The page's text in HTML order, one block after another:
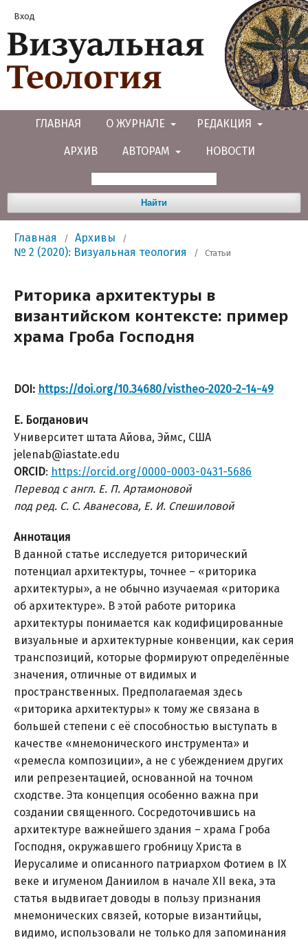
ГЛАВНАЯ О ЖУРНАЛЕ РЕДАКЦИЯ
АРХИВ АВТОРАМ НОВОСТИ
Найти
Вход
Главная / Архивы /
№ 2 (2020): Визуальная теология / Статьи
Риторика архитектуры в
византийском контексте: пример
храма Гроба Господня
DOI: https://doi.org/10.34680/vistheo-2020-2-14-49
Е. Богданович
Университет штата Айова, Эймс, США
jelenab@iastate.edu
ORCID: https://orcid.org/0000-0003-0431-5686
Перевод с англ. Е. П. Артамоновой
под ред. С. С. Аванесова, Е. И. Спешиловой
Аннотация
В данной статье исследуется риторический
потенциал архитектуры, точнее – «риторика
архитектуры», а не обычно изучаемая «риторика
об архитектуре». В этой работе риторика
архитектуры понимается как кодифицированные
визуальные и архитектурные конвенции, как серия
транспозиций, которые формируют определённые
значения, отличные от видимых и
пространственных. Предполагаемая здесь
«риторика архитектуры» к тому же связана в
большей степени с её способностью выступать в
качестве «мнемонического инструмента» и
«ремесла композиции», а не с убеждением других
или репрезентацией, основанной на точном
сходстве. Эта концепция особенно важна при
создании священного. Сосредоточившись на
архитектуре важнейшего здания – храма Гроба
Господня, окружавшего гробницу Христа в
Иерусалиме и описанного патриархом Фотием в IX
веке и игуменом Даниилом в начале XII века, эта
статья выдвигает доводы в пользу признания
мнемонических связей, которые византийцы,
видимо, использовали не только для запоминания